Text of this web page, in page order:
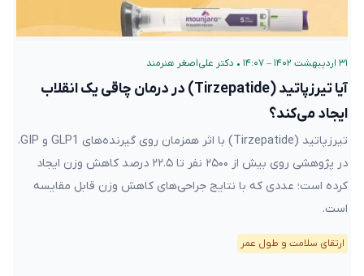
۳۱ اردیبهشت ۱۴۰۲ – ۱۴:۰۷ • دکتر علی‌اصغر هنرمند
آیا تیرزپاتید (Tirzepatide) در درمان چاقی یک انقلاب
ایجاد می‌کند؟
تیرزپاتید (Tirzepatide) با اثر همزمان روی گیرنده‌های GLP1 و GIP،
در پژوهشی روی بیش از ۲۵۰۰ نفر تا ۲۲.۵ درصد کاهش وزن ایجاد
کرده است؛ عددی که با نتایج جراحی‌های کاهش وزن قابل مقایسه
است.
ارتقای سلامت و طول عمر